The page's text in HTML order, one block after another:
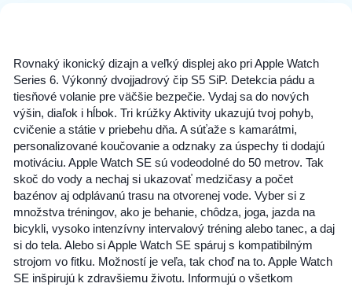
Rovnaký ikonický dizajn a veľký displej ako pri Apple Watch
Series 6. Výkonný dvojjadrový čip S5 SiP. Detekcia pádu a
tiesňové volanie pre väčšie bezpečie. Vydaj sa do nových
výšin, diaľok i hĺbok. Tri krúžky Aktivity ukazujú tvoj pohyb,
cvičenie a státie v priebehu dňa. A súťaže s kamarátmi,
personalizované koučovanie a odznaky za úspechy ti dodajú
motiváciu. Apple Watch SE sú vodeodolné do 50 metrov. Tak
skoč do vody a nechaj si ukazovať medzičasy a počet
bazénov aj odplávanú trasu na otvorenej vode. Vyber si z
množstva tréningov, ako je behanie, chôdza, joga, jazda na
bicykli, vysoko intenzívny intervalový tréning alebo tanec, a daj
si do tela. Alebo si Apple Watch SE spáruj s kompatibilným
strojom vo fitku. Možností je veľa, tak choď na to. Apple Watch
SE inšpirujú k zdravšiemu životu. Informujú o všetkom